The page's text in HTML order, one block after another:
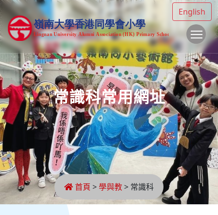
English
常識科常用網址
首頁 >學與教> 常識科